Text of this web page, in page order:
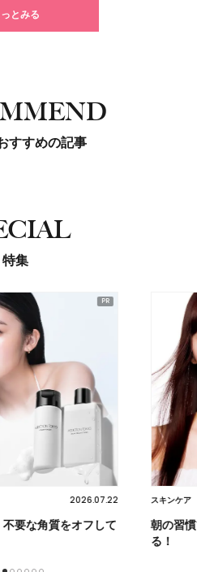
っとみる
すすめの記事
特集
2026.07.22
要な角質をオフして
スキンケア
朝の習
る！